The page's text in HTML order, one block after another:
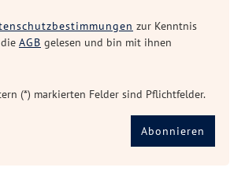
zur Kenntnis
AGB gelesen und bin mit ihnen
(*) markierten Felder sind Pflichtfelder.
Abonnieren